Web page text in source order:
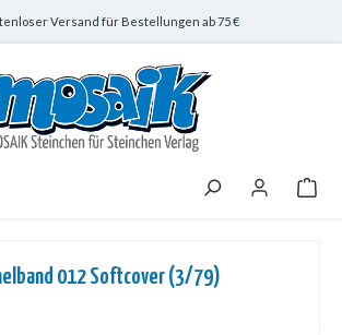
Versand für Bestellungen ab 75 €
012 Softcover (3/79)